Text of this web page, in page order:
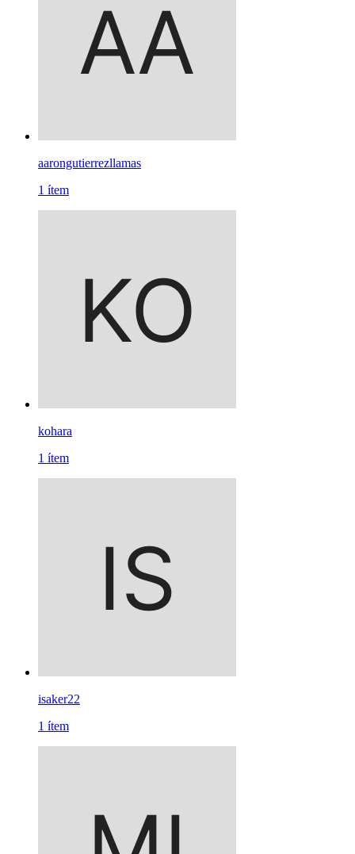
aarongutierrezllamas
1 ítem
kohara
1 ítem
isaker22
1 ítem